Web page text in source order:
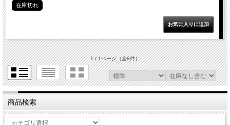
在庫切れ
1 / 1ページ（全8件）
商品検索